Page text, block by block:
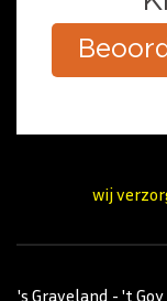
wij
's Graveland - 't Goy